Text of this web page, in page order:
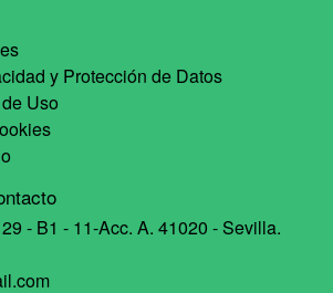
y Protección de Datos
Uso
- B1 - 11-Acc. A. 41020 - Sevilla.